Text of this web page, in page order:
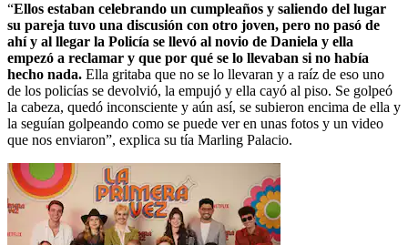
“Ellos estaban celebrando un cumpleaños y saliendo del lugar
su pareja tuvo una discusión con otro joven, pero no pasó de
ahí y al llegar la Policía se llevó al novio de Daniela y ella
empezó a reclamar y que por qué se lo llevaban si no había
hecho nada. Ella gritaba que no se lo llevaran y a raíz de eso uno
de los policías se devolvió, la empujó y ella cayó al piso. Se golpeó
la cabeza, quedó inconsciente y aún así, se subieron encima de ella y
la seguían golpeando como se puede ver en unas fotos y un video
que nos enviaron”, explica su tía Marling Palacio.